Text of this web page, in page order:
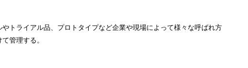
やトライアル品、プロトタイプなど企業や現場によって様々な呼ばれ方
管理する。